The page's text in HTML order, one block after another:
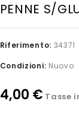
PENNE S/
Riferimento: 34371
Condizioni: Nuovo
4,00 € Tasse